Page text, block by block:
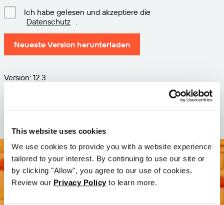
This website uses cookies
We use cookies to provide you with a website experience
tailored to your interest. By continuing to use our site or
by clicking "Allow", you agree to our use of cookies.
Review our Privacy Policy to learn more.
Ich habe gelesen und akzeptiere die
Datenschutz
Neueste Version herunterladen
Version: 12.3